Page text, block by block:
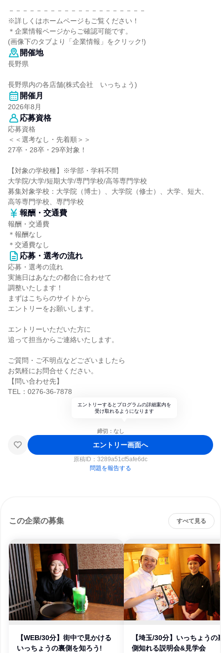
－－－－－－－－－－－－－－－－－－－－
※詳しくはホームページもご覧ください！
＊企業情報ページからご確認可能です。
(画像下のタブより「企業情報」をクリック!)
開催地
長野県
長野県内の各店舗(株式会社 いっちょう)
開催月
2026年8月
応募資格
応募資格
＜＜選考なし・先着順＞＞
27卒・28卒・29卒対象！
【対象の学校種】※学部・学科不問
大学院/大学/短期大学/専門学校/高等専門学校
募集対象学校：大学院（博士）、大学院（修士）、大学、短大、
高等専門学校、専門学校
報酬・交通費
報酬・交通費
＊報酬なし
＊交通費なし
応募・選考の流れ
応募・選考の流れ
実施日はあなたの都合に合わせて
調整いたします！
まずはこちらのサイトから
エントリーをお願いします。
エントリーいただいた方に
追って担当からご連絡いたします。
ご質問・ご不明点などございましたら
お気軽にお問合せください。
【問い合わせ先】
TEL：0276-36-7878
エントリーするとプログラムの詳細案内を
受け取れるようになります
締切：なし
エントリー画面へ
原稿ID： 3289a51cf5afe6dc
問題を報告する
この企業の募集 すべて見る
【WEB/30分】街中で見かける
いっちょうの裏側を知ろう!
【埼玉/30分】いっちょうの
側知れる説明会&見学会